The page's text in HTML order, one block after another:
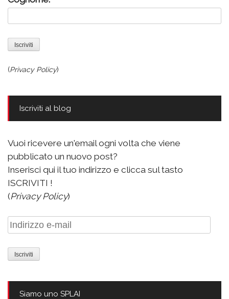
(Privacy Policy)
Iscriviti al blog
Vuoi ricevere un'email ogni volta che viene
pubblicato un nuovo post?
Inserisci qui il tuo indirizzo e clicca sul tasto
ISCRIVITI !
(Privacy Policy)
Indirizzo
e-
mail
Siamo uno SPLAI